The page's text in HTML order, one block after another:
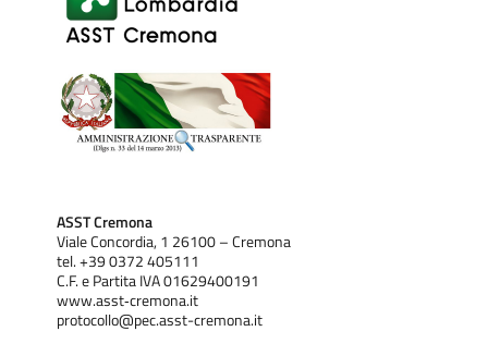
ASST Cremona
Viale Concordia, 1 26100 – Cremona
tel. +39 0372 405111
C.F. e Partita IVA 01629400191
www.asst‐cremona.it
protocollo@pec.asst-cremona.it